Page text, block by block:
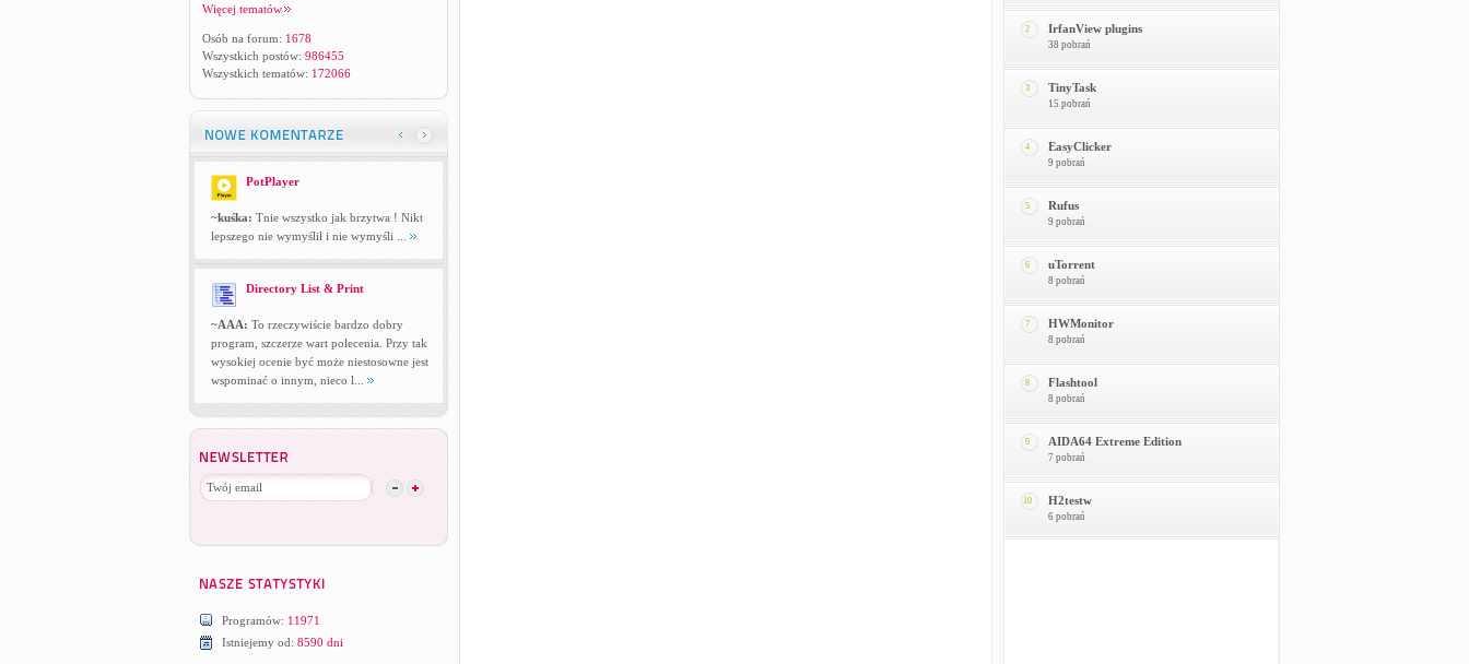
Więcej tematów
Osób na forum: 1678
Wszystkich postów: 986455
Wszystkich tematów: 172066
PotPlayer
~kuśka: Tnie wszystko jak brzytwa ! Nikt
lepszego nie wymyślił i nie wymyśli ...
Directory List & Print
~AAA: To rzeczywiście bardzo dobry
program, szczerze wart polecenia. Przy tak
wysokiej ocenie być może niestosowne jest
wspominać o innym, nieco l...
Programów: 11971
Istniejemy od: 8590 dni
2 IrfanView plugins
38 pobrań
3 TinyTask
15 pobrań
4 EasyClicker
9 pobrań
5 Rufus
9 pobrań
6 uTorrent
8 pobrań
7 HWMonitor
8 pobrań
8 Flashtool
8 pobrań
9 AIDA64 Extreme Edition
7 pobrań
10 H2testw
6 pobrań